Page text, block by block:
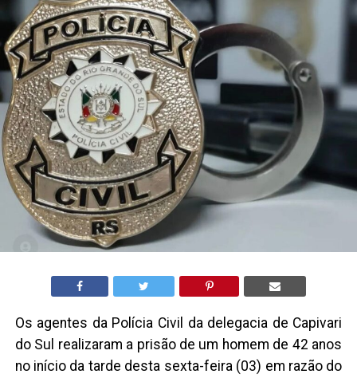
Os agentes da Polícia Civil da delegacia de Capivari
do Sul realizaram a prisão de um homem de 42 anos
no início da tarde desta sexta-feira (03) em razão do